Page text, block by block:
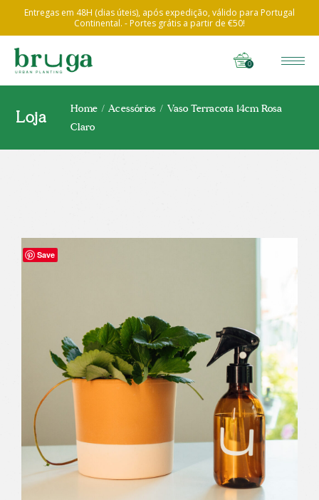
Entregas em 48H (dias úteis), após expedição, válido para Portugal
Continental. - Portes grátis a partir de €50!
0
Loja Home Acessórios
Vaso Terracota 14cm Rosa
Claro
Save